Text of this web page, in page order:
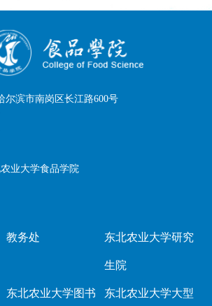
尔滨市南岗区长江路600号
业大学食品学院
教务处 东北农业大学研究
生院
东北农业大学图书 东北农业大学大型